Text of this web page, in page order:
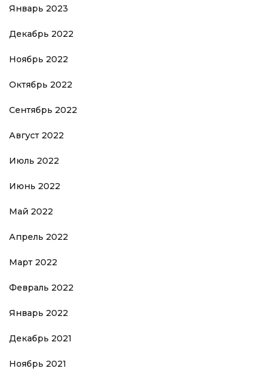
Январь 2023
Декабрь 2022
Ноябрь 2022
Октябрь 2022
Сентябрь 2022
Август 2022
Июль 2022
Июнь 2022
Май 2022
Апрель 2022
Март 2022
Февраль 2022
Январь 2022
Декабрь 2021
Ноябрь 2021